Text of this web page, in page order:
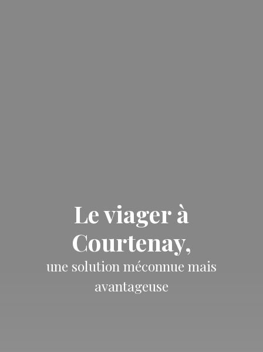
Le viager à
Courtenay,
une solution méconnue mais
avantageuse